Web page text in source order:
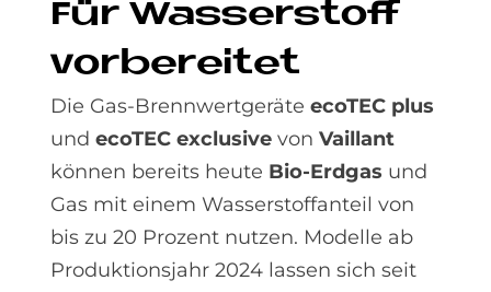
Für Was­ser­stoff
vor­be­rei­tet
Die Gas-Brennwertgeräte ecoTEC plus
und ecoTEC exclusive von Vaillant
können bereits heute Bio-Erdgas und
Gas mit einem Wasserstoffanteil von
bis zu 20 Prozent nutzen. Modelle ab
Produktionsjahr 2024 lassen sich seit